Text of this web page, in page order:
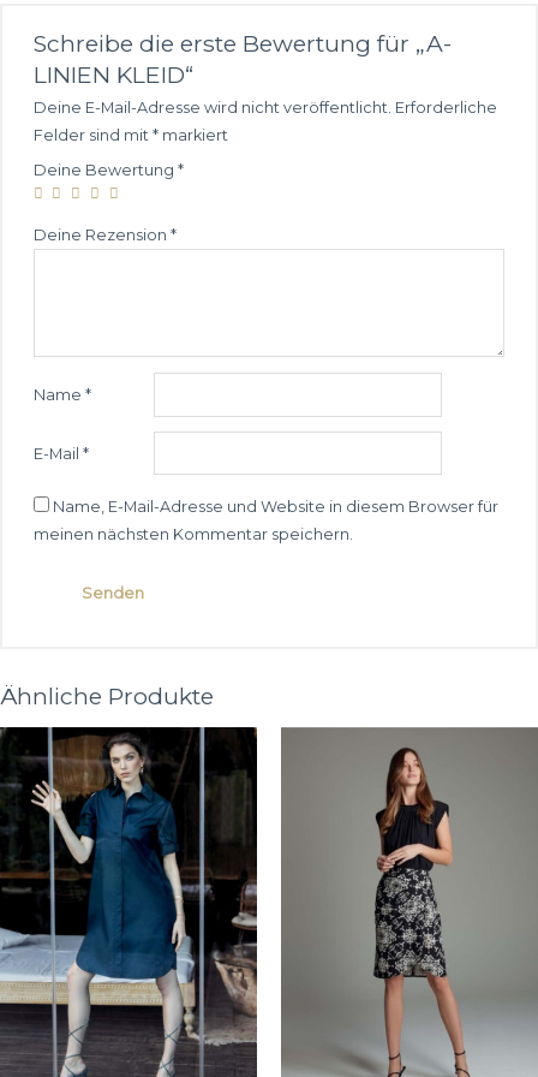
Schreibe die erste Bewertung für „A-
LINIEN KLEID“
Deine E-Mail-Adresse wird nicht veröffentlicht. Erforderliche
Felder sind mit *markiert
Deine Bewertung *
Deine Rezension *
Name *
E-Mail *
Name, E-Mail-Adresse und Website in diesem Browser für
meinen nächsten Kommentar speichern.
Ähnliche Produkte